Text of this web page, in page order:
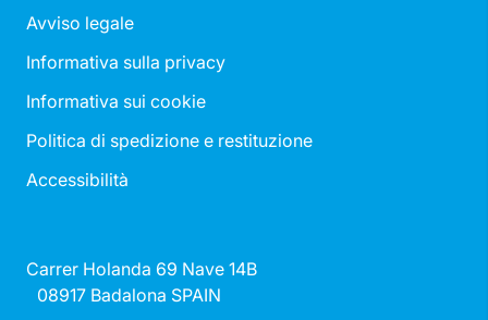
Avviso legale
Informativa sulla privacy
Informativa sui cookie
Politica di spedizione e restituzione
Accessibilità
Carrer Holanda 69 Nave 14B
08917 Badalona SPAIN